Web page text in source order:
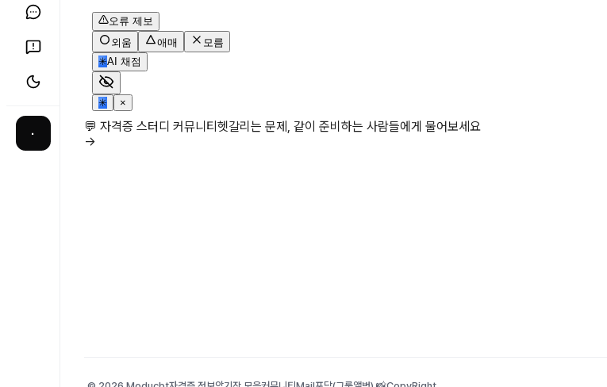
·
오류 제보
외움
애매
모름
✳AI 채점
✳ ×
💬 자격증 스터디 커뮤니티헷갈리는 문제, 같이 준비하는 사람들에게 물어보세요
→